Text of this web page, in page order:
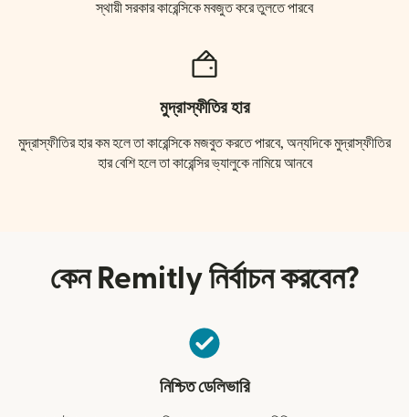
স্থায়ী সরকার কারেন্সিকে মবজুত করে তুলতে পারবে
মুদ্রাস্ফীতির হার
মুদ্রাস্ফীতির হার কম হলে তা কারেন্সিকে মজবুত করতে পারবে, অন্যদিকে মুদ্রাস্ফীতির
হার বেশি হলে তা কারেন্সির ভ্যালুকে নামিয়ে আনবে
কেন Remitly নির্বাচন করবেন?
নিশ্চিত ডেলিভারি